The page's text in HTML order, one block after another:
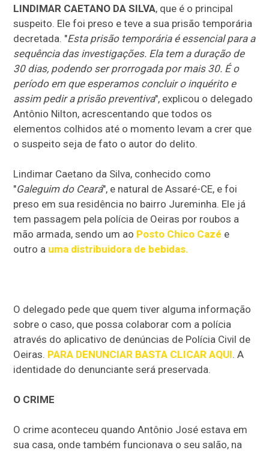
LINDIMAR CAETANO DA SILVA, que é o principal
suspeito. Ele foi preso e teve a sua prisão temporária
decretada. "Esta prisão temporária é essencial para a
sequência das investigações. Ela tem a duração de
30 dias, podendo ser prorrogada por mais 30. É o
período em que esperamos concluir o inquérito e
assim pedir a prisão preventiva", explicou o delegado
Antônio Nilton, acrescentando que todos os
elementos colhidos até o momento levam a crer que
o suspeito seja de fato o autor do delito.
Lindimar Caetano da Silva, conhecido como
"Galeguim do Ceará", e natural de Assaré-CE, e foi
preso em sua residência no bairro Jureminha. Ele já
tem passagem pela polícia de Oeiras por roubos a
mão armada, sendo um ao Posto Chico Cazé e
outro a uma distribuidora de bebidas.
O delegado pede que quem tiver alguma informação
sobre o caso, que possa colaborar com a polícia
através do aplicativo de denúncias de Polícia Civil de
Oeiras. PARA DENUNCIAR BASTA CLICAR AQUI. A
identidade do denunciante será preservada.
O CRIME
O crime aconteceu quando Antônio José estava em
sua casa, onde também funcionava o seu salão, na